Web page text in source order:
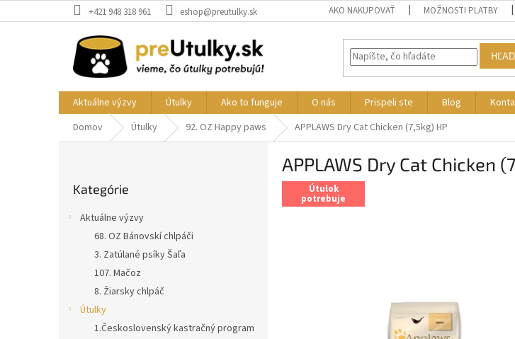
na
+421 948 318 961 eshop@preutulky.sk AKO NAKUPOVAŤ MOŽNOSTI PLATBY
Aktuálne výzvy Útulky Ako to funguje O nás Prispeli ste Blog
Domov
Útulky 92. OZ Happy paws APPLAWS Dry Cat Chicken (7,5kg) HP
kategórie
Kategórie
Aktuálne výzvy
68. OZ Bánovskí chlpáči
3. Zatúlané psíky Šaľa
107. Mačoz
8. Žiarsky chlpáč
Útulky
1.Československý kastračný program
APPLAWS Dry Cat Chicken
Útulok
potrebuje